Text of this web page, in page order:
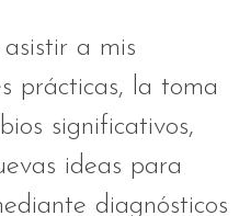
a mis
prácticas, la toma
significativos,
ideas para
diagnósticos